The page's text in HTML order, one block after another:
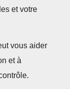
et votre
vous aider
et à